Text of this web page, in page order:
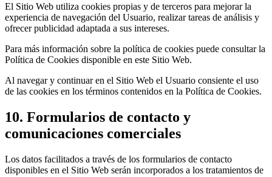
El Sitio Web utiliza cookies propias y de terceros para mejorar la
experiencia de navegación del Usuario, realizar tareas de análisis y
ofrecer publicidad adaptada a sus intereses.
Para más información sobre la política de cookies puede consultar la
Política de Cookies disponible en este Sitio Web.
Al navegar y continuar en el Sitio Web el Usuario consiente el uso
de las cookies en los términos contenidos en la Política de Cookies.
10. Formularios de contacto y
comunicaciones comerciales
Los datos facilitados a través de los formularios de contacto
disponibles en el Sitio Web serán incorporados a los tratamientos de